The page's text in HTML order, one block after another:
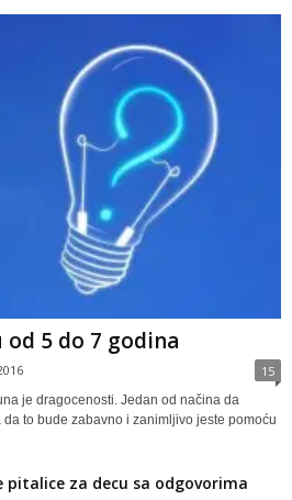
od 5 do 7 godina
15
je dragocenosti. Jedan od načina da
to bude zabavno i zanimljivo jeste pomoću
pitalice za decu sa odgovorima